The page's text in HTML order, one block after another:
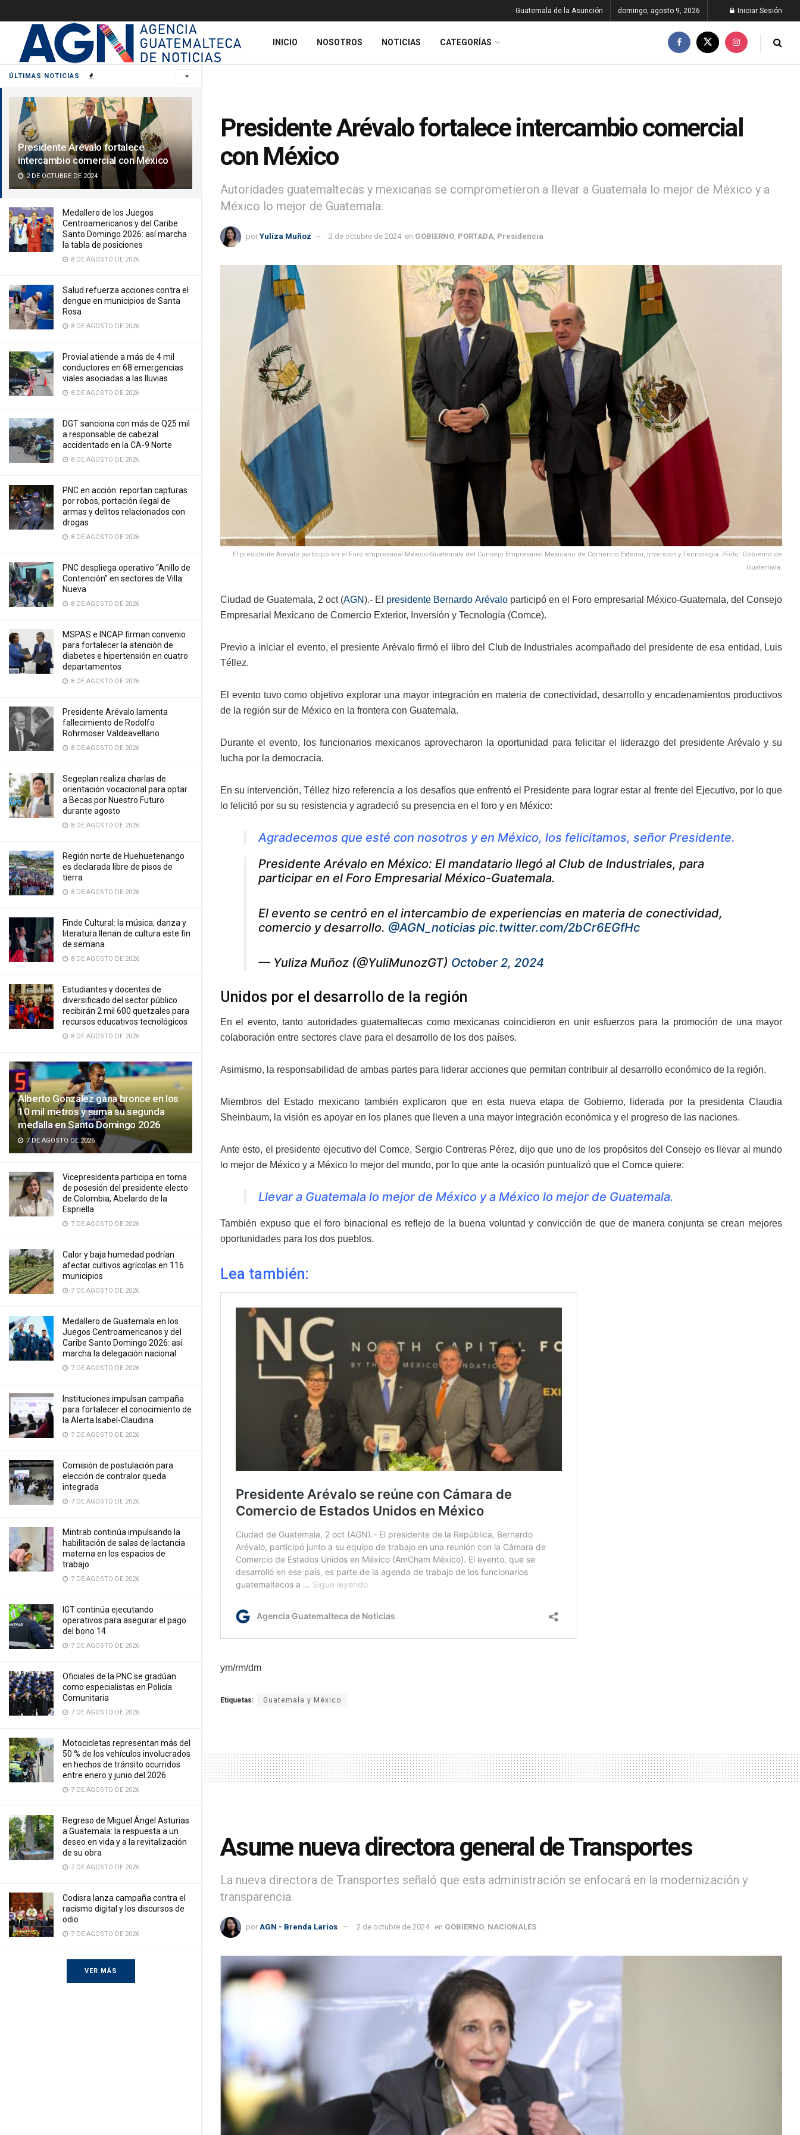
ÚLTIMAS NOTICIAS
Presidente Arévalo fortalece
intercambio comercial con México
2 DE OCTUBRE DE 2024
Medallero de los Juegos
Centroamericanos y del Caribe
Santo Domingo 2026: así marcha
la tabla de posiciones
8 DE AGOSTO DE 2026
Salud refuerza acciones contra el
dengue en municipios de Santa
Rosa
8 DE AGOSTO DE 2026
Provial atiende a más de 4 mil
conductores en 68 emergencias
viales asociadas a las lluvias
8 DE AGOSTO DE 2026
DGT sanciona con más de Q25 mil
a responsable de cabezal
accidentado en la CA-9 Norte
8 DE AGOSTO DE 2026
PNC en acción: reportan capturas
por robos, portación ilegal de
armas y delitos relacionados con
drogas
8 DE AGOSTO DE 2026
PNC despliega operativo “Anillo de
Contención” en sectores de Villa
Nueva
8 DE AGOSTO DE 2026
MSPAS e INCAP firman convenio
para fortalecer la atención de
diabetes e hipertensión en cuatro
departamentos
8 DE AGOSTO DE 2026
Presidente Arévalo lamenta
fallecimiento de Rodolfo
Rohrmoser Valdeavellano
8 DE AGOSTO DE 2026
Segeplan realiza charlas de
orientación vocacional para optar
a Becas por Nuestro Futuro
durante agosto
8 DE AGOSTO DE 2026
Región norte de Huehuetenango
es declarada libre de pisos de
tierra
8 DE AGOSTO DE 2026
Finde Cultural: la música, danza y
literatura llenan de cultura este fin
de semana
8 DE AGOSTO DE 2026
Estudiantes y docentes de
diversificado del sector público
recibirán 2 mil 600 quetzales para
recursos educativos tecnológicos
8 DE AGOSTO DE 2026
Alberto González gana bronce en los
10 mil metros y suma su segunda
medalla en Santo Domingo 2026
7 DE AGOSTO DE 2026
Vicepresidenta participa en toma
de posesión del presidente electo
de Colombia, Abelardo de la
Espriella
7 DE AGOSTO DE 2026
Calor y baja humedad podrían
afectar cultivos agrícolas en 116
municipios
7 DE AGOSTO DE 2026
Medallero de Guatemala en los
Juegos Centroamericanos y del
Caribe Santo Domingo 2026: así
marcha la delegación nacional
7 DE AGOSTO DE 2026
Instituciones impulsan campaña
para fortalecer el conocimiento de
la Alerta Isabel-Claudina
7 DE AGOSTO DE 2026
Comisión de postulación para
elección de contralor queda
integrada
7 DE AGOSTO DE 2026
Mintrab continúa impulsando la
habilitación de salas de lactancia
materna en los espacios de
trabajo
7 DE AGOSTO DE 2026
IGT continúa ejecutando
operativos para asegurar el pago
del bono 14
7 DE AGOSTO DE 2026
Oficiales de la PNC se gradúan
como especialistas en Policía
Comunitaria
7 DE AGOSTO DE 2026
Motocicletas representan más del
50 % de los vehículos involucrados
en hechos de tránsito ocurridos
entre enero y junio del 2026
7 DE AGOSTO DE 2026
Regreso de Miguel Ángel Asturias
a Guatemala: la respuesta a un
deseo en vida y a la revitalización
de su obra
7 DE AGOSTO DE 2026
Codisra lanza campaña contra el
racismo digital y los discursos de
odio
7 DE AGOSTO DE 2026
VER MÁS
Guatemala de la Asunción domingo, agosto 9, 2026 Iniciar Sesión
INICIO NOSOTROS NOTICIAS CATEGORÍAS
Presidente Arévalo fortalece intercambio comercial
con México
Autoridades guatemaltecas y mexicanas se comprometieron a llevar a Guatemala lo mejor de México y a
México lo mejor de Guatemala.
por Yuliza Muñoz 2 de octubre de 2024 en GOBIERNO PORTADA Presidencia
El presidente Arévalo participó en el Foro empresarial México-Guatemala del Consejo Empresarial Mexicano de Comercio Exterior, Inversión y Tecnología. /Foto: Gobierno de
Guatemala.
Ciudad de Guatemala, 2 oct (AGN).- El presidente Bernardo Arévaloparticipó en el Foro empresarial México-Guatemala, del Consejo
Empresarial Mexicano de Comercio Exterior, Inversión y Tecnología (Comce).
Previo a iniciar el evento, el presiente Arévalo firmó el libro del Club de Industriales acompañado del presidente de esa entidad, Luis
Téllez.
El evento tuvo como objetivo explorar una mayor integración en materia de conectividad, desarrollo y encadenamientos productivos
de la región sur de México en la frontera con Guatemala.
Durante el evento, los funcionarios mexicanos aprovecharon la oportunidad para felicitar el liderazgo del presidente Arévalo y su
lucha por la democracia.
En su intervención, Téllez hizo referencia a los desafíos que enfrentó el Presidente para lograr estar al frente del Ejecutivo, por lo que
lo felicitó por su su resistencia y agradeció su presencia en el foro y en México:
Agradecemos que esté con nosotros y en México, los felicitamos, señor Presidente.
Presidente Arévalo en México: El mandatario llegó al Club de Industriales, para
participar en el Foro Empresarial México-Guatemala.
El evento se centró en el intercambio de experiencias en materia de conectividad,
comercio y desarrollo. @AGN_noticias pic.twitter.com/2bCr6EGfHc
— Yuliza Muñoz (@YuliMunozGT) October 2, 2024
Unidos por el desarrollo de la región
En el evento, tanto autoridades guatemaltecas como mexicanas coincidieron en unir esfuerzos para la promoción de una mayor
colaboración entre sectores clave para el desarrollo de los dos países.
Asimismo, la responsabilidad de ambas partes para liderar acciones que permitan contribuir al desarrollo económico de la región.
Miembros del Estado mexicano también explicaron que en esta nueva etapa de Gobierno, liderada por la presidenta Claudia
Sheinbaum, la visión es apoyar en los planes que lleven a una mayor integración económica y el progreso de las naciones.
Ante esto, el presidente ejecutivo del Comce, Sergio Contreras Pérez, dijo que uno de los propósitos del Consejo es llevar al mundo
lo mejor de México y a México lo mejor del mundo, por lo que ante la ocasión puntualizó que el Comce quiere:
Llevar a Guatemala lo mejor de México y a México lo mejor de Guatemala.
También expuso que el foro binacional es reflejo de la buena voluntad y convicción de que de manera conjunta se crean mejores
oportunidades para los dos pueblos.
Lea también:
ym/rm/dm
Etiquetas: Guatemala y México
Asume nueva directora general de Transportes
La nueva directora de Transportes señaló que esta administración se enfocará en la modernización y
transparencia.
por AGN - Brenda Larios 2 de octubre de 2024 en GOBIERNO NACIONALES